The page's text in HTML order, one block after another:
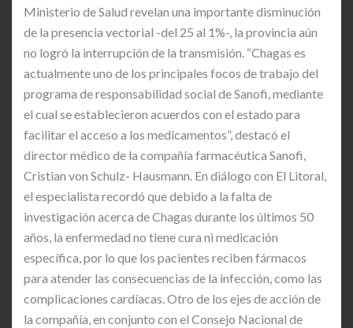
Ministerio de Salud revelan una importante disminución
de la presencia vectorial -del 25 al 1%-, la provincia aún
no logró la interrupción de la transmisión. “Chagas es
actualmente uno de los principales focos de trabajo del
programa de responsabilidad social de Sanofi, mediante
el cual se establecieron acuerdos con el estado para
facilitar el acceso a los medicamentos”, destacó el
director médico de la compañía farmacéutica Sanofi,
Cristian von Schulz- Hausmann. En diálogo con El Litoral,
el especialista recordó que debido a la falta de
investigación acerca de Chagas durante los últimos 50
años, la enfermedad no tiene cura ni medicación
específica, por lo que los pacientes reciben fármacos
para atender las consecuencias de la infección, como las
complicaciones cardíacas. Otro de los ejes de acción de
la compañía, en conjunto con el Consejo Nacional de